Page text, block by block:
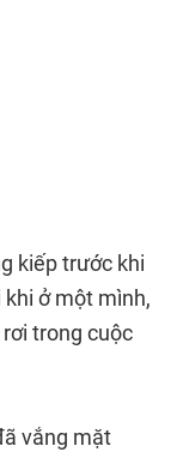
kiếp trước khi
khi ở một mình,
trong cuộc
vắng mặt